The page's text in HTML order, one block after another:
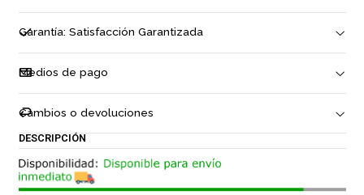
i
d
a
d
Garantía: Satisfacción Garantizada
Medios de pago
Cambios o devoluciones
DESCRIPCIÓN